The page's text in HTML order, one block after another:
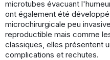
microtubes évacuant
ont également été
microchirurgicale peu
reproductible mais comme
classiques, elles présentent
complications et rechutes.